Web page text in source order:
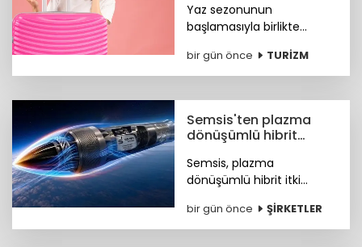
Yaz sezonunun
başlamasıyla birlikte
hareketlilik, siber suçlular
için finansal kazanç odaklı
nasıl korunacağız?
bir gün önce TURİZM
Semsis'ten plazma
dönüşümlü hibrit
Semsis, plazma
dönüşümlü hibrit itki
teknik ayrıntıları duyurdu.
bir gün önce ŞİRKETLER